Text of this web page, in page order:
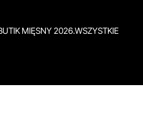
MIĘSNY 2026.WSZYSTKIE